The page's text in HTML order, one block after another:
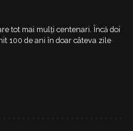
tot mai mulți centenari. Încă doi
100 de ani în doar câteva zile